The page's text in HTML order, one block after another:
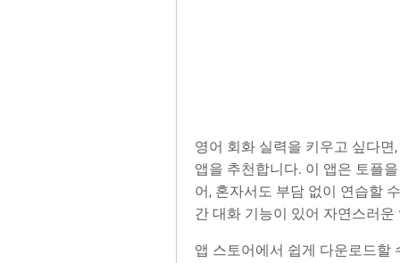
영어 회화 실력을 키우고 싶다
앱을 추천합니다. 이 앱은 토플
어, 혼자서도 부담 없이 연습할
간 대화 기능이 있어 자연스러
앱 스토어에서 쉽게 다운로드할